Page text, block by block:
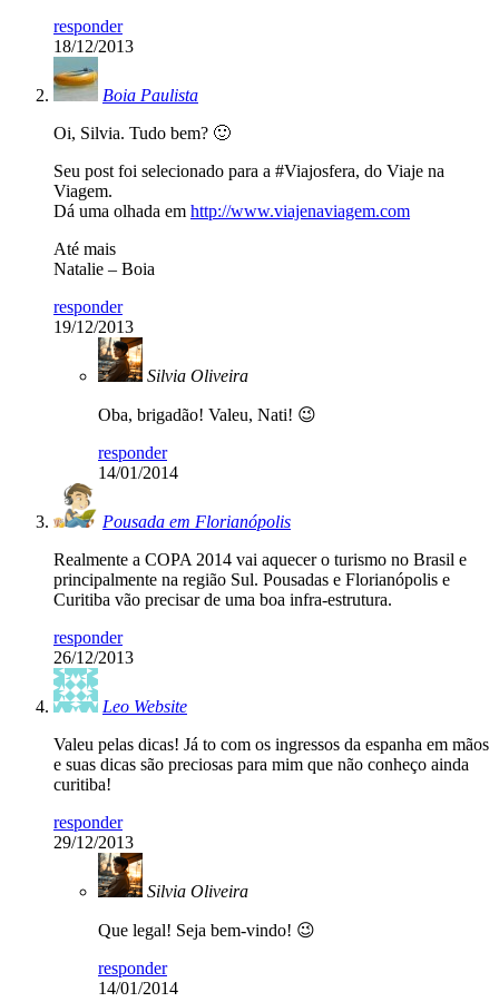
responder
18/12/2013
Boia Paulista
Oi, Silvia. Tudo bem? 🙂
Seu post foi selecionado para a #Viajosfera, do Viaje na
Viagem.
Dá uma olhada em http://www.viajenaviagem.com
Até mais
Natalie – Boia
responder
19/12/2013
Silvia Oliveira
Oba, brigadão! Valeu, Nati! 😉
responder
14/01/2014
Pousada em Florianópolis
Realmente a COPA 2014 vai aquecer o turismo no Brasil e
principalmente na região Sul. Pousadas e Florianópolis e
Curitiba vão precisar de uma boa infra-estrutura.
responder
26/12/2013
Leo Website
Valeu pelas dicas! Já to com os ingressos da espanha em mãos
e suas dicas são preciosas para mim que não conheço ainda
curitiba!
responder
29/12/2013
Silvia Oliveira
Que legal! Seja bem-vindo! 😉
responder
14/01/2014